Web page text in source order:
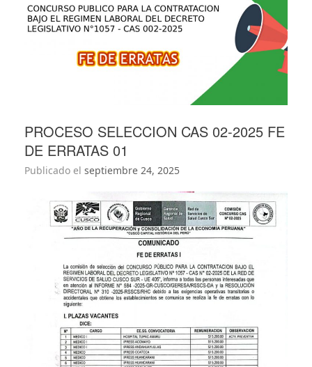
PROCESO SELECCION CAS 02-2025 FE
DE ERRATAS 01
Publicado el septiembre 24, 2025